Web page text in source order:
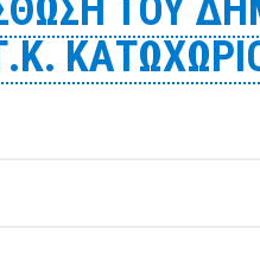
ΤΟΥ